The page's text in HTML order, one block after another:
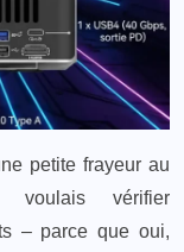
petite frayeur au
voulais vérifier
– parce que oui,